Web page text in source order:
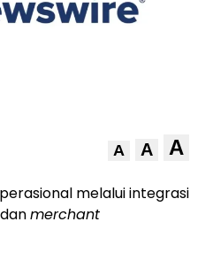
A A A
melalui integrasi
merchant